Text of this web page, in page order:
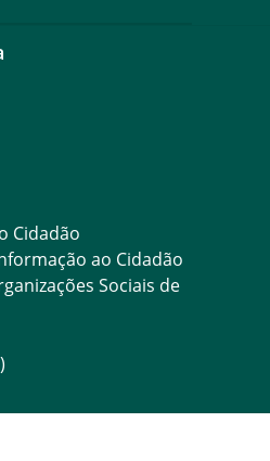
Cidadão
ao Cidadão
Sociais de